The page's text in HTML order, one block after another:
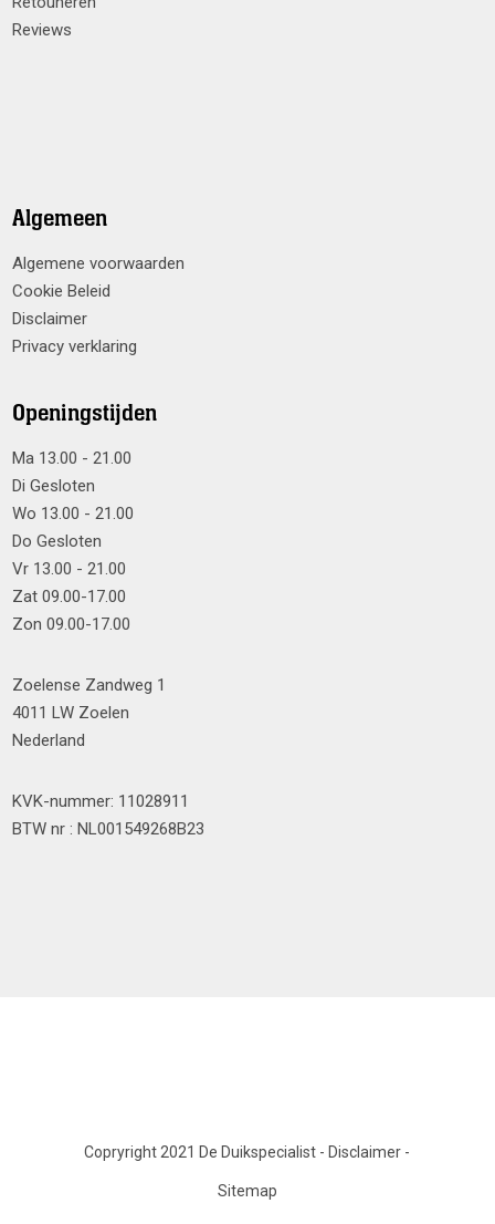
Reviews
Algemeen
Algemene voorwaarden
Cookie Beleid
Disclaimer
Privacy verklaring
Openingstijden
Ma 13.00 - 21.00
Di Gesloten
Wo 13.00 - 21.00
Do Gesloten
Vr 13.00 - 21.00
Zat 09.00-17.00
Zon 09.00-17.00
Zoelense Zandweg 1
4011 LW Zoelen
Nederland
KVK-nummer: 11028911
BTW nr : NL001549268B23
Copryright 2021 De Duikspecialist - Disclaimer -
Sitemap